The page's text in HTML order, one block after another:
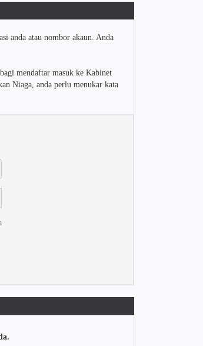
anda atau nombor akaun. Anda
mendaftar masuk ke Kabinet
Niaga, anda perlu menukar kata